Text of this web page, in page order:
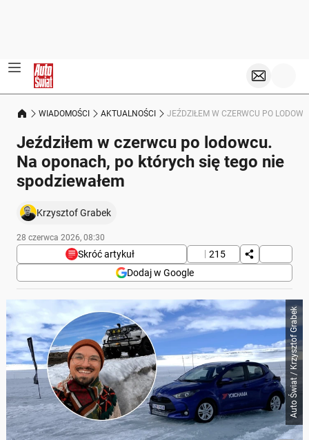
WIADOMOŚCI AKTUALNOŚCI JEŹDZIŁEM W CZERWCU PO
Jeździłem w czerwcu po lodowcu.
Na oponach, po których się tego nie
spodziewałem
Krzysztof Grabek
28 czerwca 2026, 08:30
Skróć artykuł
215
Dodaj w Google
Poniżej streszczenie artykułu:
Skrót przygotowany przez Onet Czat z AI, może zawierać błędy.
Opony całoroczne Yokohama BluEarth-AllSeason2
były testowane na lodowcu w Islandii.
Nowa wersja opony wykorzystuje technologię Cold
Tech, co poprawia przyczepność na śniegu.
Opony świetnie radzą sobie z trakcją i
przyspieszeniem nawet w trudnych warunkach.
Yokohama poprawiła także parametry letnie,
zwiększając bezpieczeństwo na mokrej nawierzchni.
Auto Świat / Krzysztof Grabek